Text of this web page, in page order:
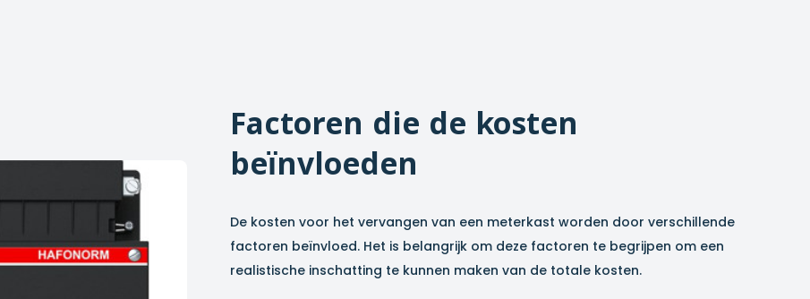
Factoren die de kosten
beïnvloeden
De kosten voor het vervangen van een meterkast worden door verschillende
factoren beïnvloed. Het is belangrijk om deze factoren te begrijpen om een
realistische inschatting te kunnen maken van de totale kosten.